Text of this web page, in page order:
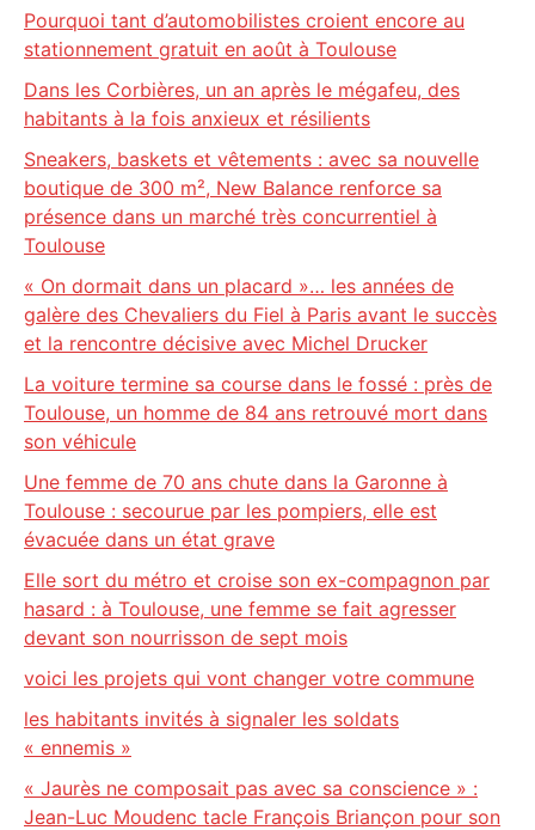
Pourquoi tant d’automobilistes croient encore au
stationnement gratuit en août à Toulouse
Dans les Corbières, un an après le mégafeu, des
habitants à la fois anxieux et résilients
Sneakers, baskets et vêtements : avec sa nouvelle
boutique de 300 m², New Balance renforce sa
présence dans un marché très concurrentiel à
Toulouse
« On dormait dans un placard »… les années de
galère des Chevaliers du Fiel à Paris avant le succès
et la rencontre décisive avec Michel Drucker
La voiture termine sa course dans le fossé : près de
Toulouse, un homme de 84 ans retrouvé mort dans
son véhicule
Une femme de 70 ans chute dans la Garonne à
Toulouse : secourue par les pompiers, elle est
évacuée dans un état grave
Elle sort du métro et croise son ex-compagnon par
hasard : à Toulouse, une femme se fait agresser
devant son nourrisson de sept mois
voici les projets qui vont changer votre commune
les habitants invités à signaler les soldats
« ennemis »
« Jaurès ne composait pas avec sa conscience » :
Jean-Luc Moudenc tacle François Briançon pour son